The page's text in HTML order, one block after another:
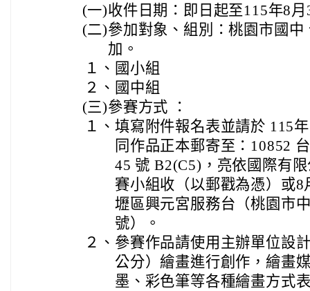
(一)收件日期：即日起至115年8
(二)參加對象、組別：桃園市國
加。
１、 國小組
２、 國中組
(三)參賽方式 ：
１、 填寫附件報名表並請於 115
同作品正本郵寄至：10852
45 號 B2(C5)，亮依國際有
賽小組收（以郵戳為憑）或
壢區興元宮服務台（桃園市
號）。
２、 參賽作品請使用主辦單位設
公分）繪畫進行創作，繪畫
墨、彩色筆等各種繪畫方式